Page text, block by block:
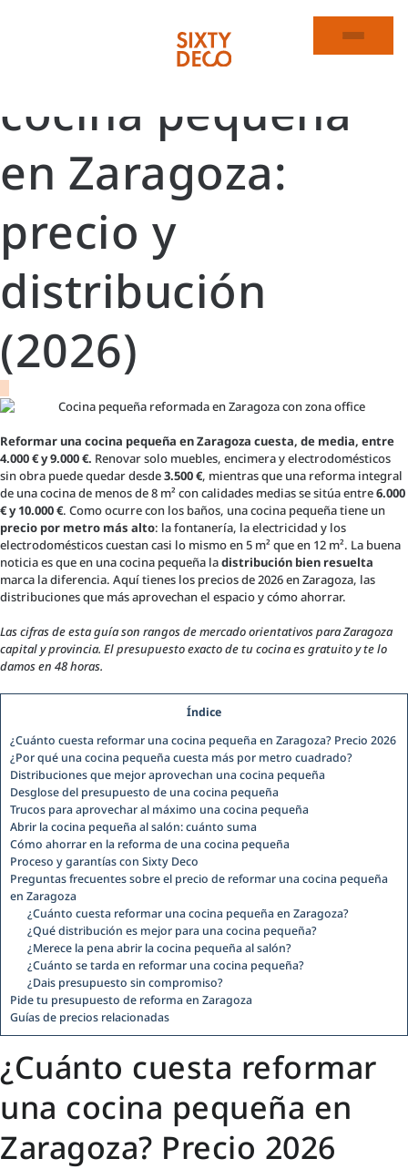
Reforma de
cocina pequeña
en Zaragoza:
precio y
distribución
(2026)
Reformar una cocina pequeña en Zaragoza cuesta, de media, entre
4.000 € y 9.000 €. Renovar solo muebles, encimera y electrodomésticos
sin obra puede quedar desde3.500 €, mientras que una reforma integral
de una cocina de menos de 8 m² con calidades medias se sitúa entre6.000
€ y 10.000 €. Como ocurre con los baños, una cocina pequeña tiene un
precio por metro más alto: la fontanería, la electricidad y los
electrodomésticos cuestan casi lo mismo en 5 m² que en 12 m². La buena
noticia es que en una cocina pequeña ladistribución bien resuelta
marca la diferencia. Aquí tienes los precios de 2026 en Zaragoza, las
distribuciones que más aprovechan el espacio y cómo ahorrar.
Las cifras de esta guía son rangos de mercado orientativos para Zaragoza
capital y provincia. El presupuesto exacto de tu cocina es gratuito y te lo
damos en 48 horas.
Índice
¿Cuánto cuesta reformar una cocina pequeña en Zaragoza? Precio 2026
¿Por qué una cocina pequeña cuesta más por metro cuadrado?
Distribuciones que mejor aprovechan una cocina pequeña
Desglose del presupuesto de una cocina pequeña
Trucos para aprovechar al máximo una cocina pequeña
Abrir la cocina pequeña al salón: cuánto suma
Cómo ahorrar en la reforma de una cocina pequeña
Proceso y garantías con Sixty Deco
Preguntas frecuentes sobre el precio de reformar una cocina pequeña
en Zaragoza
¿Cuánto cuesta reformar una cocina pequeña en Zaragoza?
¿Qué distribución es mejor para una cocina pequeña?
¿Merece la pena abrir la cocina pequeña al salón?
¿Cuánto se tarda en reformar una cocina pequeña?
¿Dais presupuesto sin compromiso?
Pide tu presupuesto de reforma en Zaragoza
Guías de precios relacionadas
¿Cuánto cuesta reformar
una cocina pequeña en
Zaragoza? Precio 2026